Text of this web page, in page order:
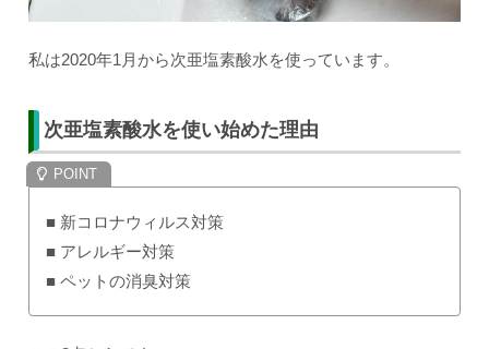
私は2020年1月から次亜塩素酸水を使っています。
次亜塩素酸水を使い始めた理由
■ 新コロナウィルス対策
■ アレルギー対策
■ ペットの消臭対策